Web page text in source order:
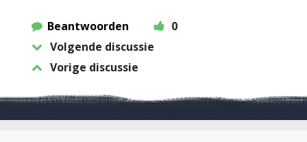
Beantwoorden
0
Volgende discussie
Vorige discussie